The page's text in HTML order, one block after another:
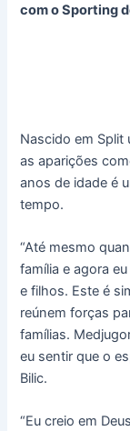
com o Sporting
Nascido em Split
as aparições
anos de idade é
tempo.
“Até mesmo
família e agora
e filhos. Este é
reúnem forças
famílias.
eu sentir que o
Bilic.
“Eu creio em